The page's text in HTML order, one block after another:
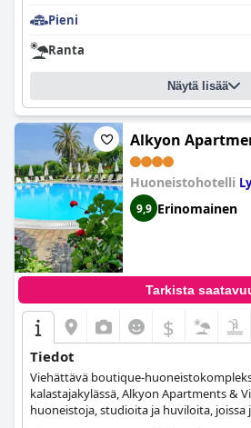
Pieni
Ranta
Näytä lisää
Alkyon
Huoneistohotelli
9,9 Erinomainen
Tarkista
$
Tiedot
Viehättävä boutique-
kalastajakylässä, Alkyon Apartments &
huoneistoja, studioita ja huviloita, joissa